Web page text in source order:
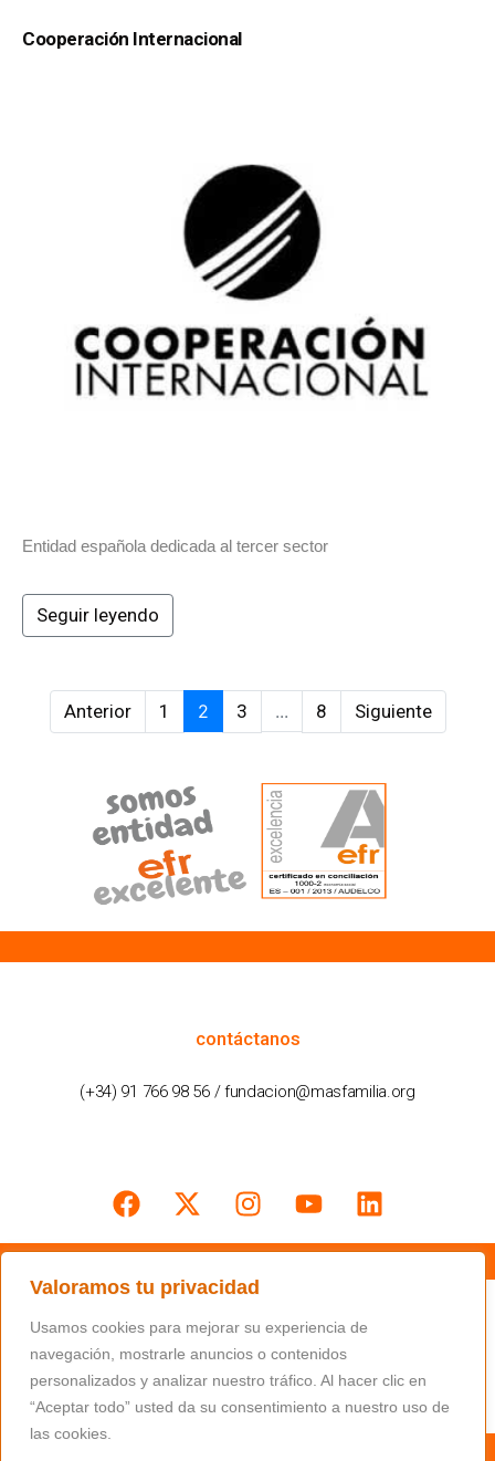
Valoramos tu privacidad
Usamos cookies para mejorar su experiencia de
navegación, mostrarle anuncios o contenidos
personalizados y analizar nuestro tráfico. Al hacer clic en
“Aceptar todo” usted da su consentimiento a nuestro uso de
las cookies.
Cooperación Internacional
Entidad española dedicada al tercer sector
Seguir leyendo
Anterior 1 2 3 ... 8 Siguiente
contáctanos
(+34) 91 766 98 56 / fundacion@masfamilia.org